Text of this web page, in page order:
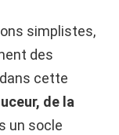
simplistes,
des
cette
de la
un socle